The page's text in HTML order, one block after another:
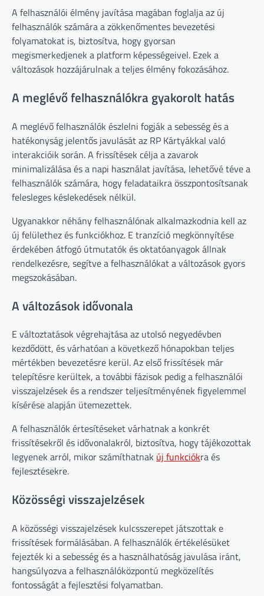
A felhasználói élmény javítása magában foglalja az új
felhasználók számára a zökkenőmentes bevezetési
folyamatokat is, biztosítva, hogy gyorsan
megismerkedjenek a platform képességeivel. Ezek a
változások hozzájárulnak a teljes élmény fokozásához.
A meglévő felhasználókra gyakorolt hatás
A meglévő felhasználók észlelni fogják a sebesség és a
hatékonyság jelentős javulását az RP Kártyákkal való
interakcióik során. A frissítések célja a zavarok
minimalizálása és a napi használat javítása, lehetővé téve a
felhasználók számára, hogy feladataikra összpontosítsanak
felesleges késlekedések nélkül.
Ugyanakkor néhány felhasználónak alkalmazkodnia kell az
új felülethez és funkciókhoz. E tranzíció megkönnyítése
érdekében átfogó útmutatók és oktatóanyagok állnak
rendelkezésre, segítve a felhasználókat a változások gyors
megszokásában.
A változások idővonala
E változtatások végrehajtása az utolsó negyedévben
kezdődött, és várhatóan a következő hónapokban teljes
mértékben bevezetésre kerül. Az első frissítések már
telepítésre kerültek, a további fázisok pedig a felhasználói
visszajelzések és a rendszer teljesítményének figyelemmel
kísérése alapján ütemezettek.
A felhasználók értesítéseket várhatnak a konkrét
frissítésekről és idővonalakról, biztosítva, hogy tájékozottak
legyenek arról, mikor számíthatnak új funkciókra és
fejlesztésekre.
Közösségi visszajelzések
A közösségi visszajelzések kulcsszerepet játszottak e
frissítések formálásában. A felhasználók értékelésüket
fejezték ki a sebesség és a használhatóság javulása iránt,
hangsúlyozva a felhasználóközpontú megközelítés
fontosságát a fejlesztési folyamatban.